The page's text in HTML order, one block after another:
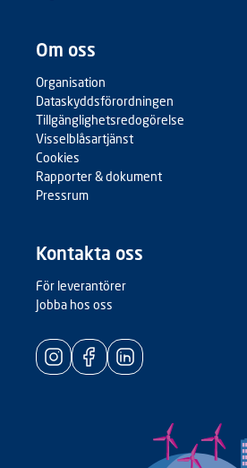
Om oss
Organisation
Dataskyddsförordningen
Tillgänglighetsredogörelse
Visselblåsartjänst
Cookies
Rapporter & dokument
Pressrum
Kontakta oss
För leverantörer
Jobba hos oss